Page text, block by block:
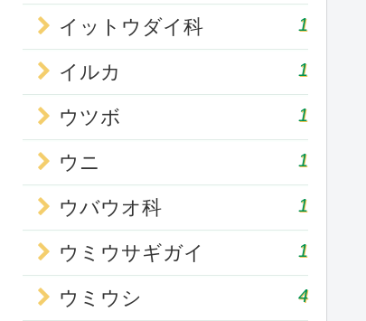
イットウダイ科 1
イルカ 1
ウツボ 1
ウニ 1
ウバウオ科 1
ウミウサギガイ 1
ウミウシ 4